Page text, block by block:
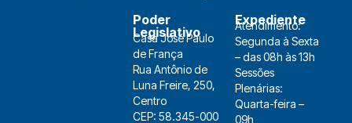
Poder
Legislativo
Casa José Paulo
de França
Rua Antônio de
Luna Freire, 250,
Centro
CEP: 58.345-000
Expediente
Atendimento:
Segunda à Sexta
– das 08h às 13h
Sessões
Plenárias:
Quarta-feira –
09h